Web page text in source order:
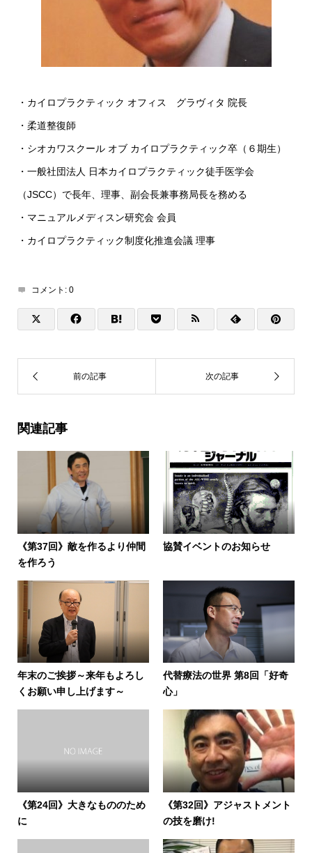
・カイロプラクティック オフィス グラヴィタ 院長
・柔道整復師
・シオカワスクール オブ カイロプラクティック卒（６期生）
・一般社団法人 日本カイロプラクティック徒手医学会
（JSCC）で長年、理事、副会長兼事務局長を務める
・マニュアルメディスン研究会 会員
・カイロプラクティック制度化推進会議 理事
コメント: 0
関連記事
《第37回》敵を作るより仲間
を作ろう
協賛イベントのお知らせ
年末のご挨拶～来年もよろし
くお願い申し上げます～
代替療法の世界 第8回「好奇
心」
《第24回》大きなもののため
に
《第32回》アジャストメント
の技を磨け!